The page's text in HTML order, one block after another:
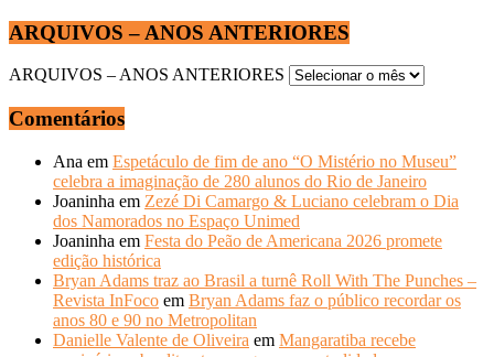
ARQUIVOS – ANOS ANTERIORES
ARQUIVOS – ANOS ANTERIORES
Comentários
Ana em Espetáculo de fim de ano “O Mistério no Museu”
celebra a imaginação de 280 alunos do Rio de Janeiro
Joaninha em Zezé Di Camargo & Luciano celebram o Dia
dos Namorados no Espaço Unimed
Joaninha em Festa do Peão de Americana 2026 promete
edição histórica
Bryan Adams traz ao Brasil a turnê Roll With The Punches –
Revista InFoco em Bryan Adams faz o público recordar os
anos 80 e 90 no Metropolitan
Danielle Valente de Oliveira em Mangaratiba recebe